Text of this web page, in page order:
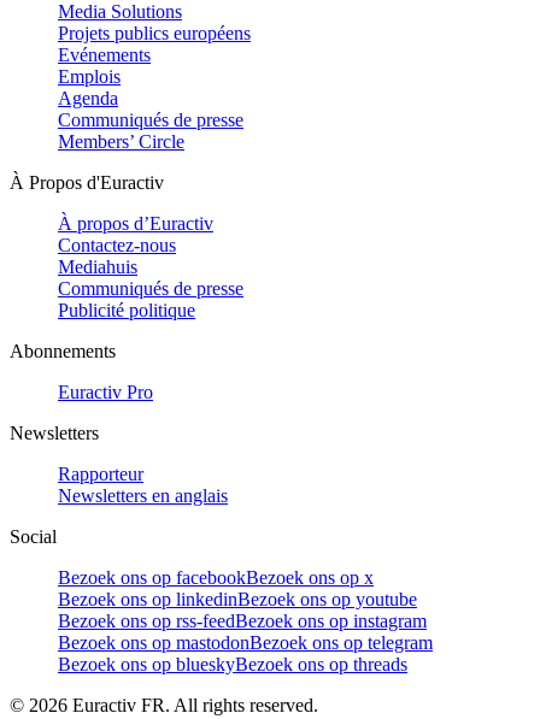
Media Solutions
Projets publics européens
Evénements
Emplois
Agenda
Communiqués de presse
Members’ Circle
À Propos d'Euractiv
À propos d’Euractiv
Contactez-nous
Mediahuis
Communiqués de presse
Publicité politique
Abonnements
Euractiv Pro
Newsletters
Rapporteur
Newsletters en anglais
Social
Bezoek ons op facebookBezoek ons op x
Bezoek ons op linkedinBezoek ons op youtube
Bezoek ons op rss-feedBezoek ons op instagram
Bezoek ons op mastodonBezoek ons op telegram
Bezoek ons op blueskyBezoek ons op threads
© 2026 Euractiv FR. All rights reserved.